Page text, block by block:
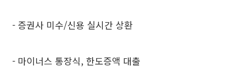
- 증권사 미수/신용 실시간 상환
- 마이너스 통장식, 한도증액 대출